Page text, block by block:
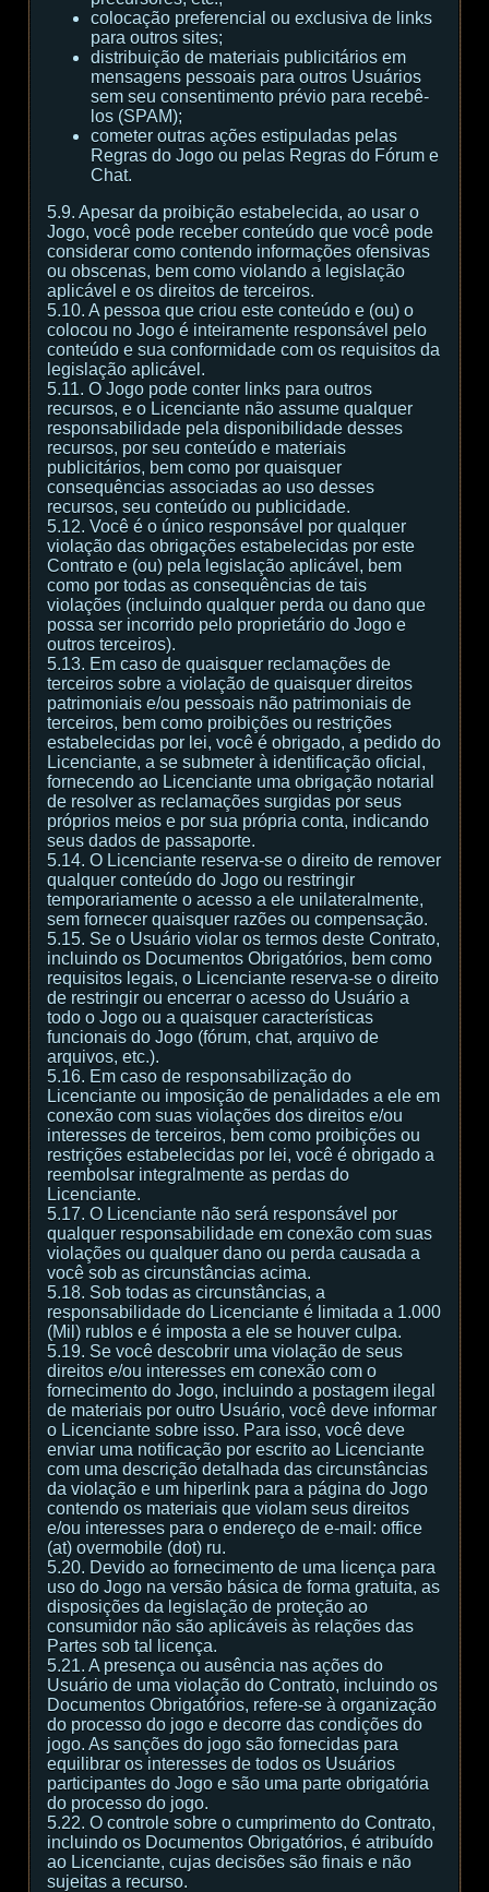
colocação preferencial ou exclusiva de links
para outros sites;
distribuição de materiais publicitários em
mensagens pessoais para outros Usuários
sem seu consentimento prévio para recebê-
los (SPAM);
cometer outras ações estipuladas pelas
Regras do Jogo ou pelas Regras do Fórum e
Chat.
5.9. Apesar da proibição estabelecida, ao usar o
Jogo, você pode receber conteúdo que você pode
considerar como contendo informações ofensivas
ou obscenas, bem como violando a legislação
aplicável e os direitos de terceiros.
5.10. A pessoa que criou este conteúdo e (ou) o
colocou no Jogo é inteiramente responsável pelo
conteúdo e sua conformidade com os requisitos da
legislação aplicável.
5.11. O Jogo pode conter links para outros
recursos, e o Licenciante não assume qualquer
responsabilidade pela disponibilidade desses
recursos, por seu conteúdo e materiais
publicitários, bem como por quaisquer
consequências associadas ao uso desses
recursos, seu conteúdo ou publicidade.
5.12. Você é o único responsável por qualquer
violação das obrigações estabelecidas por este
Contrato e (ou) pela legislação aplicável, bem
como por todas as consequências de tais
violações (incluindo qualquer perda ou dano que
possa ser incorrido pelo proprietário do Jogo e
outros terceiros).
5.13. Em caso de quaisquer reclamações de
terceiros sobre a violação de quaisquer direitos
patrimoniais e/ou pessoais não patrimoniais de
terceiros, bem como proibições ou restrições
estabelecidas por lei, você é obrigado, a pedido do
Licenciante, a se submeter à identificação oficial,
fornecendo ao Licenciante uma obrigação notarial
de resolver as reclamações surgidas por seus
próprios meios e por sua própria conta, indicando
seus dados de passaporte.
5.14. O Licenciante reserva-se o direito de remover
qualquer conteúdo do Jogo ou restringir
temporariamente o acesso a ele unilateralmente,
sem fornecer quaisquer razões ou compensação.
5.15. Se o Usuário violar os termos deste Contrato,
incluindo os Documentos Obrigatórios, bem como
requisitos legais, o Licenciante reserva-se o direito
de restringir ou encerrar o acesso do Usuário a
todo o Jogo ou a quaisquer características
funcionais do Jogo (fórum, chat, arquivo de
arquivos, etc.).
5.16. Em caso de responsabilização do
Licenciante ou imposição de penalidades a ele em
conexão com suas violações dos direitos e/ou
interesses de terceiros, bem como proibições ou
restrições estabelecidas por lei, você é obrigado a
reembolsar integralmente as perdas do
Licenciante.
5.17. O Licenciante não será responsável por
qualquer responsabilidade em conexão com suas
violações ou qualquer dano ou perda causada a
você sob as circunstâncias acima.
5.18. Sob todas as circunstâncias, a
responsabilidade do Licenciante é limitada a 1.000
(Mil) rublos e é imposta a ele se houver culpa.
5.19. Se você descobrir uma violação de seus
direitos e/ou interesses em conexão com o
fornecimento do Jogo, incluindo a postagem ilegal
de materiais por outro Usuário, você deve informar
o Licenciante sobre isso. Para isso, você deve
enviar uma notificação por escrito ao Licenciante
com uma descrição detalhada das circunstâncias
da violação e um hiperlink para a página do Jogo
contendo os materiais que violam seus direitos
e/ou interesses para o endereço de e-mail: office
(at) overmobile (dot) ru.
5.20. Devido ao fornecimento de uma licença para
uso do Jogo na versão básica de forma gratuita, as
disposições da legislação de proteção ao
consumidor não são aplicáveis às relações das
Partes sob tal licença.
5.21. A presença ou ausência nas ações do
Usuário de uma violação do Contrato, incluindo os
Documentos Obrigatórios, refere-se à organização
do processo do jogo e decorre das condições do
jogo. As sanções do jogo são fornecidas para
equilibrar os interesses de todos os Usuários
participantes do Jogo e são uma parte obrigatória
do processo do jogo.
5.22. O controle sobre o cumprimento do Contrato,
incluindo os Documentos Obrigatórios, é atribuído
ao Licenciante, cujas decisões são finais e não
sujeitas a recurso.